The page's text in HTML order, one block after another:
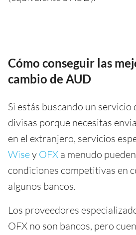
Cómo conseguir las
cambio de AUD
Si estás buscando un servicio
divisas porque necesitas
en el extranjero, servicios
Wisey OFX a menudo
condiciones competitivas en
algunos bancos.
Los proveedores
OFX no son bancos, pero